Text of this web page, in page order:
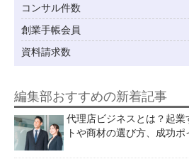
コンサル件数
創業手帳会員
資料請求数
編集部おすすめの新着記事
代理店ビジネスとは？起
トや商材の選び方、成功